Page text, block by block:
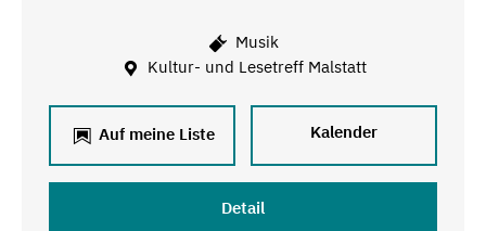
Musik
Kultur- und Lesetreff Malstatt
Auf meine Liste Kalender
Detail